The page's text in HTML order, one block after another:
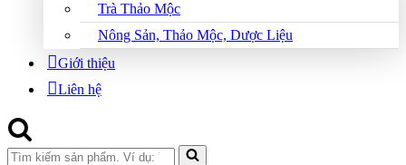
Trà Thảo Mộc
Nông Sản, Thảo Mộc, Dược Liệu
Giới thiệu
Liên hệ
Search